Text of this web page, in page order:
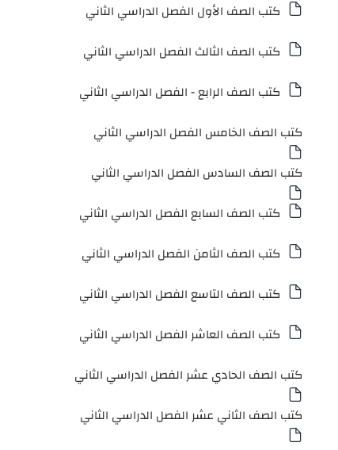
كتب الصف الأول الفصل الدراسي الثاني
كتب الصف الثالث الفصل الدراسي الثاني
كتب الصف الرابع - الفصل الدراسي الثاني
كتب الصف الخامس الفصل الدراسي الثاني
كتب الصف السادس الفصل الدراسي الثاني
كتب الصف السابع الفصل الدراسي الثاني
كتب الصف الثامن الفصل الدراسي الثاني
كتب الصف التاسع الفصل الدراسي الثاني
كتب الصف العاشر الفصل الدراسي الثاني
كتب الصف الحادي عشر الفصل الدراسي الثاني
كتب الصف الثاني عشر الفصل الدراسي الثاني